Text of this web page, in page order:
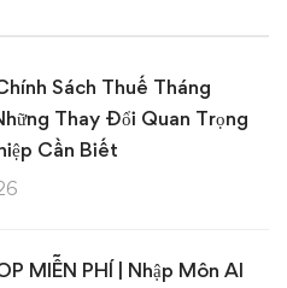
Sách Thuế Tháng
Thay Đổi Quan Trọng
Cần Biết
MIỄN PHÍ | Nhập Môn AI